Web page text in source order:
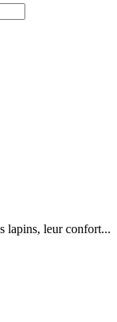
lapins, leur confort...